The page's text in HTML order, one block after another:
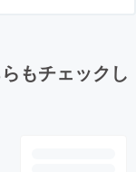
もチェックし